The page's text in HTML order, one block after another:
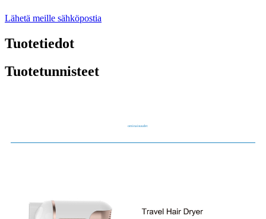
Lähetä meille sähköpostia
Tuotetiedot
Tuotetunnisteet
ominaisuudet